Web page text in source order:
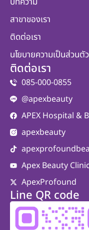
สาขาของเรา
ติดต่อเรา
นโยบายความเป็นส่วนตัว
ติดต่อเรา
085-000-0855
@apexbeauty
APEX Hospital &
apexbeauty
Apex Beauty Clinic
ApexProfound
Line QR code